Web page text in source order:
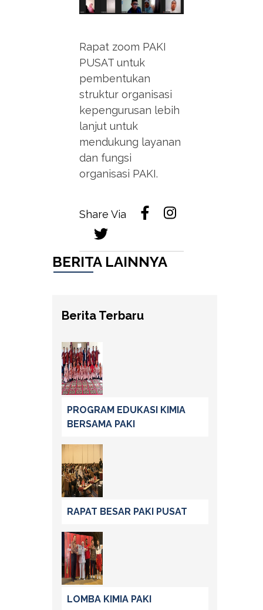
Rapat zoom PAKI
PUSAT untuk
pembentukan
struktur organisasi
kepengurusan lebih
lanjut untuk
mendukung layanan
dan fungsi
organisasi PAKI.
Share Via
BERITA LAINNYA
Berita Terbaru
PROGRAM EDUKASI KIMIA
BERSAMA PAKI
RAPAT BESAR PAKI PUSAT
LOMBA KIMIA PAKI